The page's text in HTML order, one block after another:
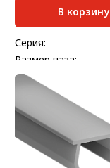
В корзину
Серия:
Размер паза:
Стандартная длина,
Масса, кг/шт: